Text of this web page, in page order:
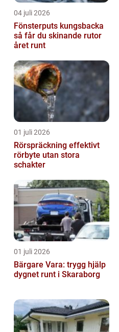
04 juli 2026
Fönsterputs kungsbacka
så får du skinande rutor
året runt
01 juli 2026
Rörspräckning effektivt
rörbyte utan stora
schakter
01 juli 2026
Bärgare Vara: trygg hjälp
dygnet runt i Skaraborg